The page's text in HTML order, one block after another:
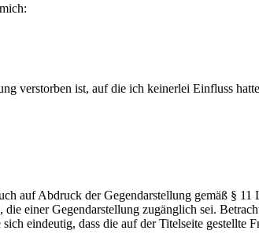
verstorben ist, auf die ich keinerlei Einfluss
auf Abdruck der Gegendarstellung gemäß §
einer Gegendarstellung zugänglich sei.
eindeutig, dass die auf der Titelseite gestellte